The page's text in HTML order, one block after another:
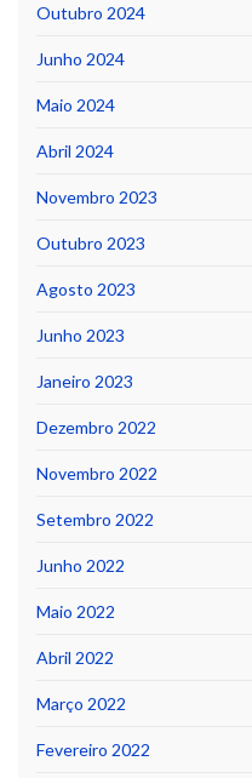
Outubro 2024
Junho 2024
Maio 2024
Abril 2024
Novembro 2023
Outubro 2023
Agosto 2023
Junho 2023
Janeiro 2023
Dezembro 2022
Novembro 2022
Setembro 2022
Junho 2022
Maio 2022
Abril 2022
Março 2022
Fevereiro 2022